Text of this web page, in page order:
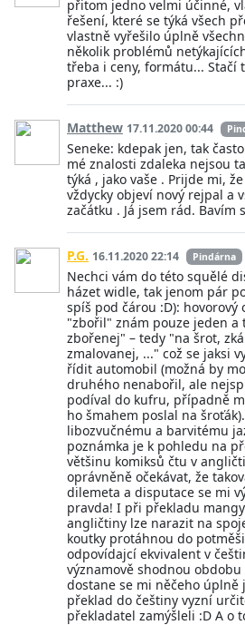
přitom jedno velmi účinné,
řešení, které se týká všech
vlastně vyřešilo úplně
několik problémů
třeba i ceny, formátu... Stačí
praxe... :)
Matthew 17.11.2020 00:44
Seneke: kdepak jen, tak
mé znalosti zdaleka nejsou
týká , jako vaše . Prijde mi,
vždycky objeví nový rejpal a
začátku . Já jsem rád. Bavím
P.G. 16.11.2020 22:14 Pindárna
Nechci vám do této squělé
házet widle, tak jenom pár
spíš pod čárou :D):
"zbořil" znám pouze jeden a
zbořenej" – tedy "na šrot,
zmalovanej, ..." což se jaksi
řídit automobil (možná by
druhého nenabořil, ale
podíval do kufru, případně
ho šmahem poslal na
libozvučnému a barvitému
poznámka je k pohledu na
většinu komiksů čtu v
oprávněně očekávat, že
dilemeta a disputace se mi
pravda! I při překladu
angličtiny lze narazit na
koutky protáhnou do
odpovídajcí ekvivalent v
významově shodnou
dostane se mi něčeho úplně
překlad do češtiny vyzní
překladatel zamýšleli :D A o